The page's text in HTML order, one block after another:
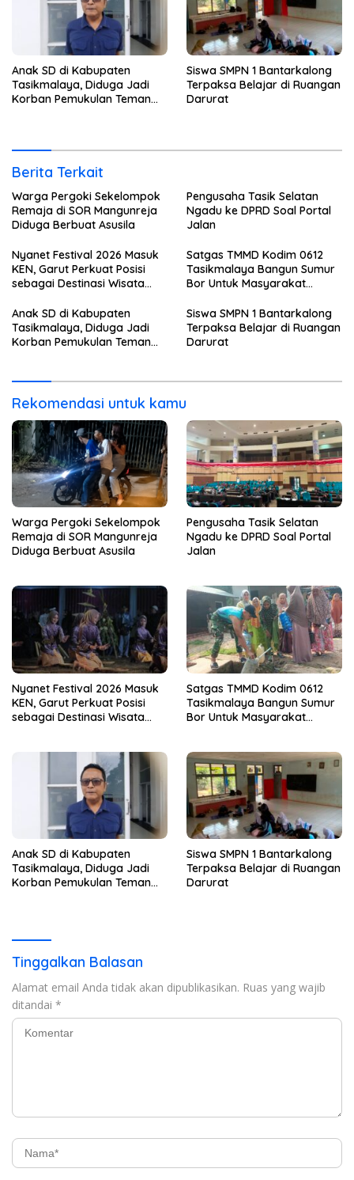
Anak SD di Kabupaten
Tasikmalaya, Diduga Jadi
Korban Pemukulan Teman
Siswa SMPN 1 Bantarkalong
Terpaksa Belajar di Ruangan
Darurat
Berita Terkait
Warga Pergoki Sekelompok
Remaja di SOR Mangunreja
Diduga Berbuat Asusila
Pengusaha Tasik Selatan
Ngadu ke DPRD Soal Portal
Jalan
Nyanet Festival 2026 Masuk
KEN, Garut Perkuat Posisi
sebagai Destinasi Wisata
Satgas TMMD Kodim 0612
Tasikmalaya Bangun Sumur
Bor Untuk Masyarakat
Anak SD di Kabupaten
Tasikmalaya, Diduga Jadi
Korban Pemukulan Teman
Siswa SMPN 1 Bantarkalong
Terpaksa Belajar di Ruangan
Darurat
Rekomendasi untuk kamu
Warga Pergoki Sekelompok
Remaja di SOR Mangunreja
Diduga Berbuat Asusila
Pengusaha Tasik Selatan
Ngadu ke DPRD Soal Portal
Jalan
Nyanet Festival 2026 Masuk
KEN, Garut Perkuat Posisi
sebagai Destinasi Wisata
Satgas TMMD Kodim 0612
Tasikmalaya Bangun Sumur
Bor Untuk Masyarakat
Anak SD di Kabupaten
Tasikmalaya, Diduga Jadi
Korban Pemukulan Teman
Siswa SMPN 1 Bantarkalong
Terpaksa Belajar di Ruangan
Darurat
Tinggalkan Balasan
Alamat email Anda tidak akan dipublikasikan. Ruas yang wajib
ditandai *